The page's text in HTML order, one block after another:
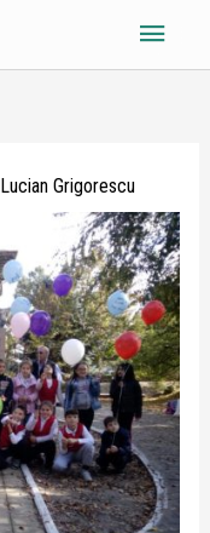
Main
Lucian Grigorescu